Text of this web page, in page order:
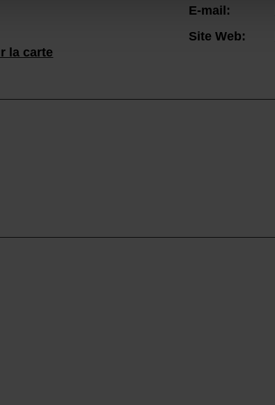
la carte
E-mail:
Site Web: